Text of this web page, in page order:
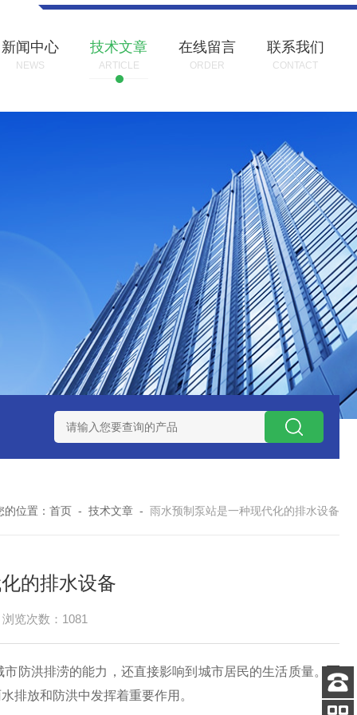
新闻中心
NEWS
技术文章
ARTICLE
在线留言
ORDER
联系我们
CONTACT
LK康复医院废水处理器设备 LK康复医院污水处理
的位置： 首页 - 技术文章 - 雨水预制泵站是一种现代化的排水设备
的排水设备
浏览次数：1081
洪排涝的能力，还直接影响到城市居民的生活质量。
雨
排放和防洪中发挥着重要作用。
客服